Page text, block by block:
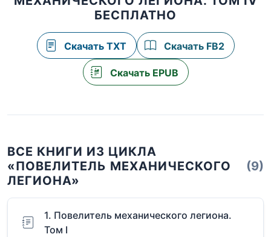
БЕСПЛАТНО
Скачать TXT Скачать FB2
Скачать EPUB
ВСЕ КНИГИ ИЗ ЦИКЛА
«ПОВЕЛИТЕЛЬ МЕХАНИЧЕСКОГО
ЛЕГИОНА»
(9)
1. Повелитель механического легиона.
Том I